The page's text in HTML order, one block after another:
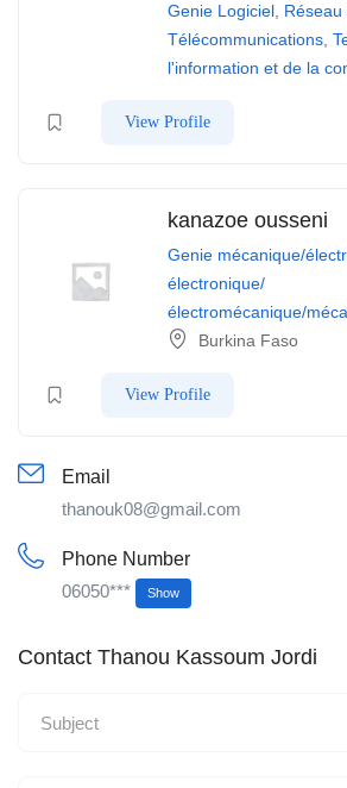
Genie Logiciel, Réseau
Télécommunications,
l'information et de la
View Profile
kanazoe ousseni
Genie mécanique/
électronique/
électromécanique/
Burkina Faso
View Profile
Email
thanouk08@gmail.com
Phone Number
06050***
Show
Contact Thanou Kassoum Jordi